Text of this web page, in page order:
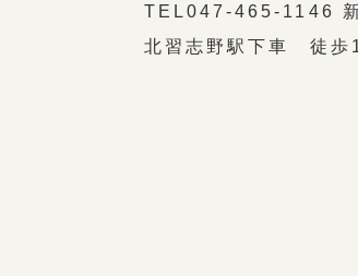
TEL047-465-1146 新
北習志野駅下車 徒歩